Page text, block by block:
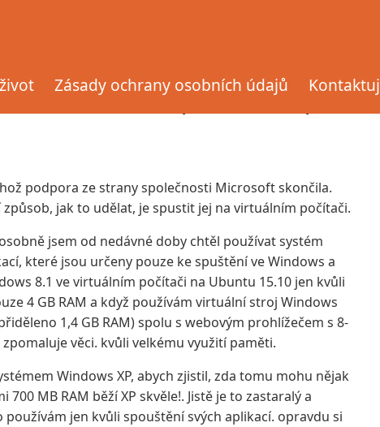
Zásady ochrany osobních údajů
XP VM (VirtualBox 5)
podpora ze strany společnosti Microsoft skončila.
jak to udělat, je spustit jej na virtuálním počítači.
jsem od nedávné doby chtěl používat systém
které jsou určeny pouze ke spuštění ve Windows a
8.1 ve virtuálním počítači na Ubuntu 15.10 jen kvůli
4 GB RAM a když používám virtuální stroj Windows
1,4 GB RAM) spolu s webovým prohlížečem s 8-
věci. kvůli velkému využití paměti.
Windows XP, abych zjistil, zda tomu mohu nějak
MB RAM běží XP skvěle!. Jistě je to zastaralý a
jen kvůli spouštění svých aplikací. opravdu si